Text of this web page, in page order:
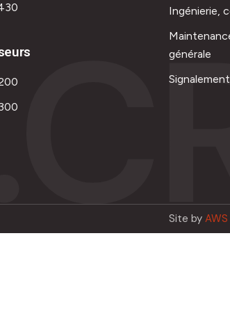
Ingénierie,
générale
Site by AWS